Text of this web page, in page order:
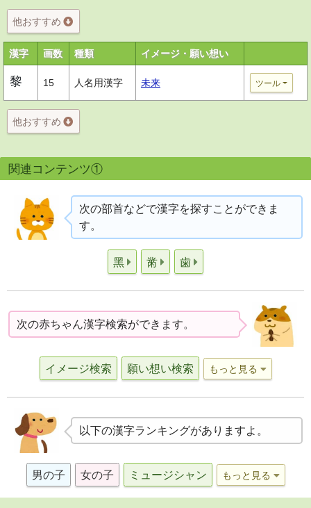
他おすすめ
漢字 画数 種類 イメージ・願い想い
黎 15 人名用漢字 未来 ツール
他おすすめ
関連コンテンツ①
次の部首などで漢字を探すことができま
す。
黑 黹 歯
次の赤ちゃん漢字検索ができます。
イメージ検索 願い想い検索 もっと見る
以下の漢字ランキングがありますよ。
男の子 女の子 ミュージシャン もっと見る